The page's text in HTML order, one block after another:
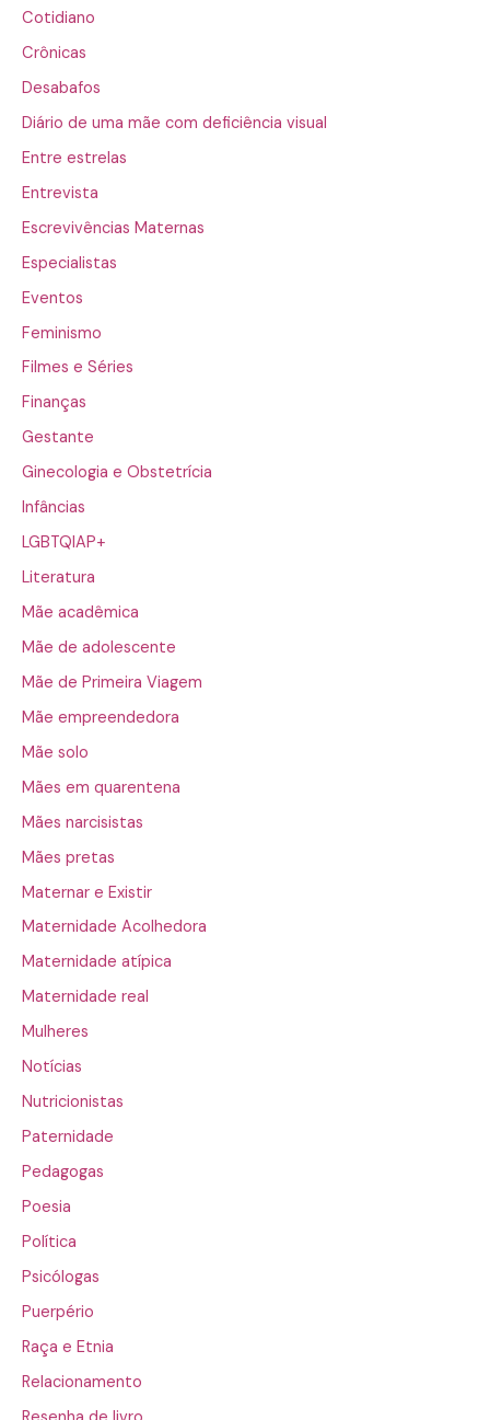
Cotidiano
Crônicas
Desabafos
Diário de uma mãe com deficiência visual
Entre estrelas
Entrevista
Escrevivências Maternas
Especialistas
Eventos
Feminismo
Filmes e Séries
Finanças
Gestante
Ginecologia e Obstetrícia
Infâncias
LGBTQIAP+
Literatura
Mãe acadêmica
Mãe de adolescente
Mãe de Primeira Viagem
Mãe empreendedora
Mãe solo
Mães em quarentena
Mães narcisistas
Mães pretas
Maternar e Existir
Maternidade Acolhedora
Maternidade atípica
Maternidade real
Mulheres
Notícias
Nutricionistas
Paternidade
Pedagogas
Poesia
Política
Psicólogas
Puerpério
Raça e Etnia
Relacionamento